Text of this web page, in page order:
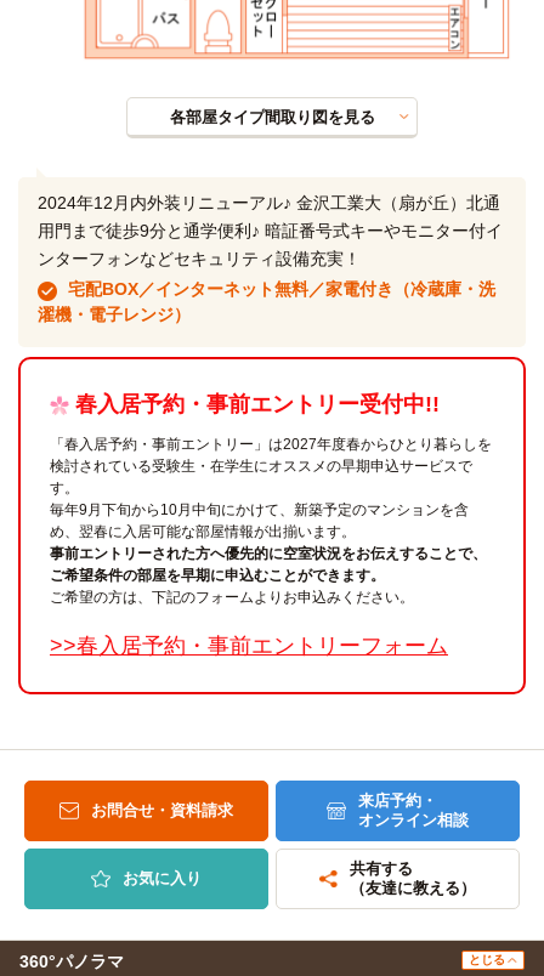
各部屋タイプ間取り図を見る
2024年12月内外装リニューアル♪ 金沢工業大（扇が丘）北通
用門まで徒歩9分と通学便利♪ 暗証番号式キーやモニター付イ
ンターフォンなどセキュリティ設備充実！
宅配BOX／インターネット無料／家電付き（冷蔵庫・洗
濯機・電子レンジ）
春入居予約・事前エントリー受付中!!
「春入居予約・事前エントリー」は2027年度春からひとり暮らしを
検討されている受験生・在学生にオススメの早期申込サービスで
す。
毎年9月下旬から10月中旬にかけて、新築予定のマンションを含
め、翌春に入居可能な部屋情報が出揃います。
事前エントリーされた方へ優先的に空室状況をお伝えすることで、
ご希望条件の部屋を早期に申込むことができます。
ご希望の方は、下記のフォームよりお申込みください。
>>春入居予約・事前エントリーフォーム
お問合せ・資料請求
来店予約・
オンライン相談
お気に入り
共有する
（友達に教える）
360°パノラマ とじる